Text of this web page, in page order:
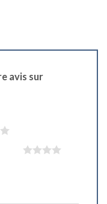
avis sur